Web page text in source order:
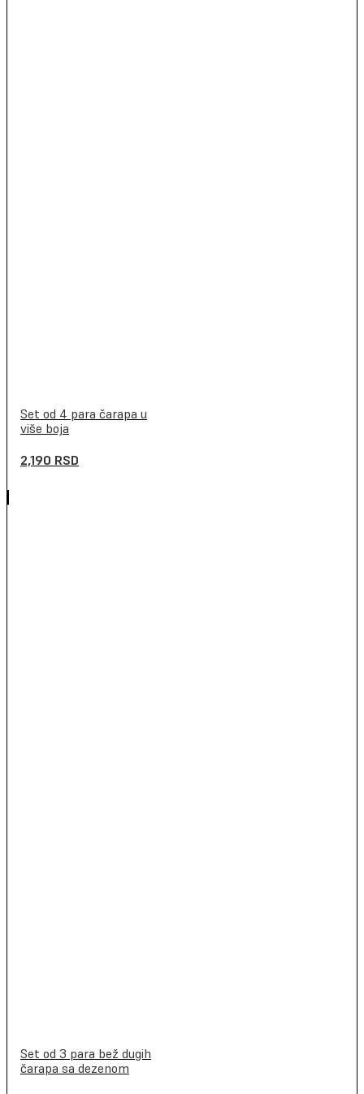
Set od 4 para čarapa u
više boja
2,190 RSD
Set od 3 para bež dugih
čarapa sa dezenom